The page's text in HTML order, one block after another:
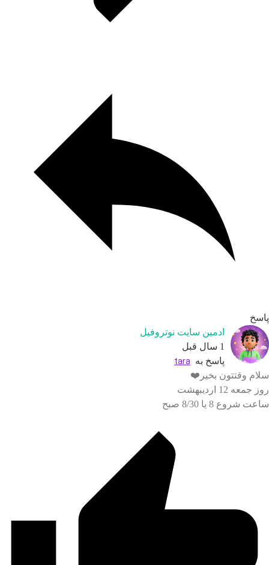
ادمین سایت نوتروفیل
1 سال قبل
پاسخ بهtara
بخیر❤️
یا 8/30 صبح